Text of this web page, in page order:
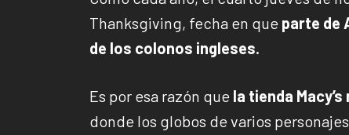
Thanksgiving, fecha en que parte de
de los colonos ingleses.
Es por esa razón que la tienda
donde los globos de varios